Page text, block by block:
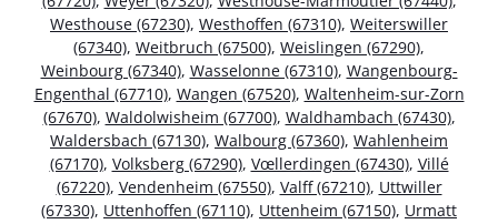
Westhouse (67230), Westhoffen (67310), Weiterswiller
(67340), Weitbruch (67500), Weislingen (67290),
Weinbourg (67340), Wasselonne (67310), Wangenbourg-
Engenthal (67710), Wangen (67520), Waltenheim-sur-Zorn
(67670), Waldolwisheim (67700), Waldhambach (67430),
Waldersbach (67130), Walbourg (67360), Wahlenheim
(67170), Volksberg (67290), Vœllerdingen (67430), Villé
(67220), Vendenheim (67550), Valff (67210), Uttwiller
(67330), Uttenhoffen (67110), Uttenheim (67150), Urmatt